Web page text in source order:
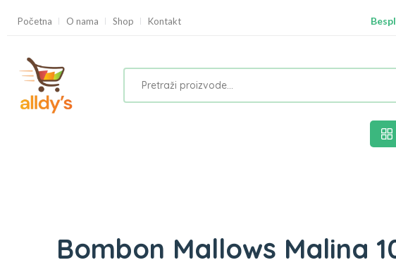
Početna O nama Shop Kontakt
Bombon Mallows Malina